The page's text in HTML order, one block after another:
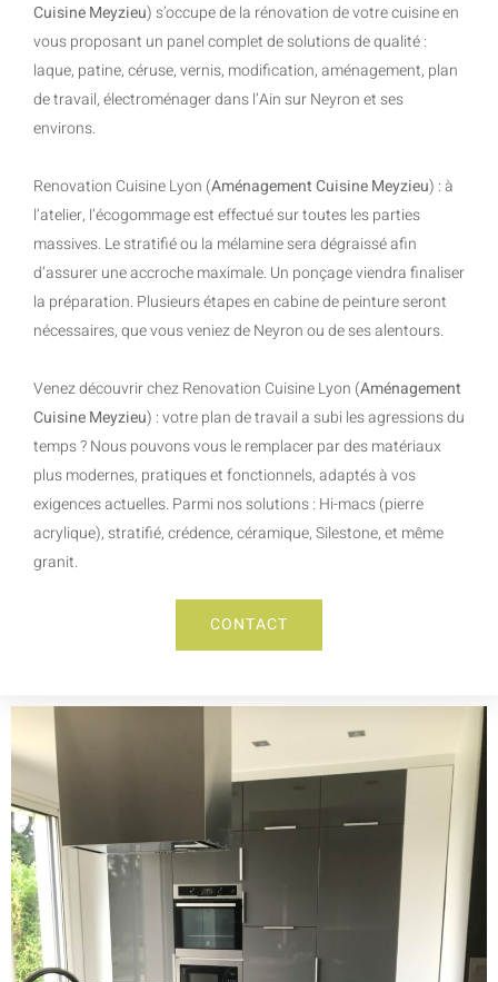
Cuisine Meyzieu) s’occupe de la rénovation de votre cuisine en
vous proposant un panel complet de solutions de qualité :
laque, patine, céruse, vernis, modification, aménagement, plan
de travail, électroménager dans l’Ain sur Neyron et ses
environs.
Renovation Cuisine Lyon (Aménagement Cuisine Meyzieu) : à
l’atelier, l’écogommage est effectué sur toutes les parties
massives. Le stratifié ou la mélamine sera dégraissé afin
d’assurer une accroche maximale. Un ponçage viendra finaliser
la préparation. Plusieurs étapes en cabine de peinture seront
nécessaires, que vous veniez de Neyron ou de ses alentours.
Venez découvrir chez Renovation Cuisine Lyon (Aménagement
Cuisine Meyzieu) : votre plan de travail a subi les agressions du
temps ? Nous pouvons vous le remplacer par des matériaux
plus modernes, pratiques et fonctionnels, adaptés à vos
exigences actuelles. Parmi nos solutions : Hi-macs (pierre
acrylique), stratifié, crédence, céramique, Silestone, et même
granit.
CONTACT